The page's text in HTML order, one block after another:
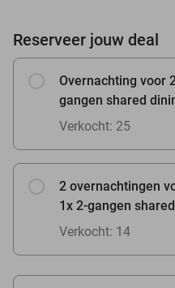
Reserveer jouw deal
Overnachting voor
gangen shared
Verkocht: 25
2 overnachtingen
1x 2-gangen
Verkocht: 14